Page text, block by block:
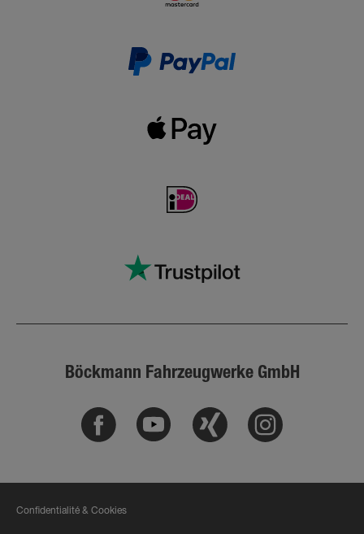
Böckmann Fahrzeugwerke GmbH
Facebook Youtube Xing Instagram
Confidentialité & Cookies